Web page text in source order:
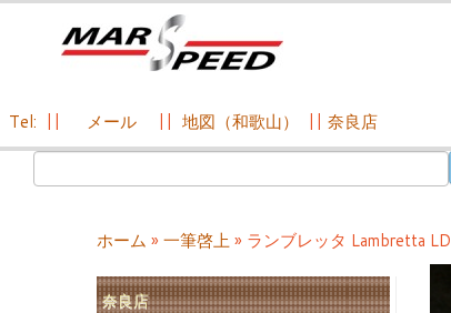
Tel: メール 地図（和歌山） 奈良店
索:
ホーム » 一筆啓上» ランブレッタ Lambretta LD
奈良店